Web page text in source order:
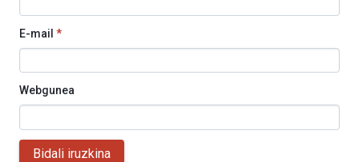
E-mail *
Webgunea
Bidali iruzkina